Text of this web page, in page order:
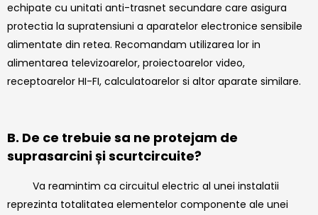
echipate cu unitati anti-trasnet secundare care asigura
protectia la supratensiuni a aparatelor electronice sensibile
alimentate din retea. Recomandam utilizarea lor in
alimentarea televizoarelor, proiectoarelor video,
receptoarelor HI-FI, calculatoarelor si altor aparate similare.
B. De ce trebuie sa ne protejam de
suprasarcini și scurtcircuite?
Va reamintim ca circuitul electric al unei instalatii
reprezinta totalitatea elementelor componente ale unei